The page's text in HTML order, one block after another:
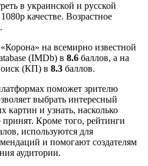
в украинской и русской
качестве. Возрастное
на всемирно известной
(IMDb) в 8.6 баллов, а на
(КП) в 8.3 баллов.
поможет зрителю
выбрать интересный
картин и узнать, насколько
Кроме того, рейтинги
используются для
и помогают создателям
аудитории.